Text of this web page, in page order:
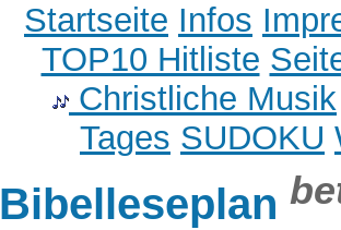
Startseite Infos
TOP10 Hitliste
Christliche Musik
Tages SUDOKU
Bibelleseplan